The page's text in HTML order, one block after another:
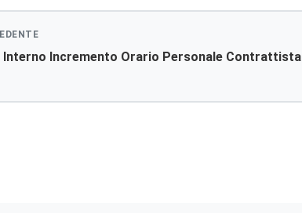
Interno Incremento Orario Personale Contrattista